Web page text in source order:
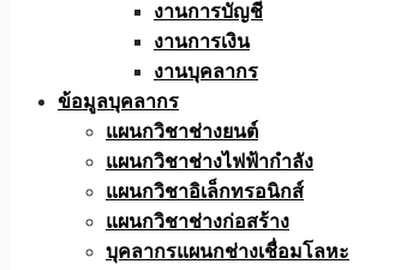
งานการบัญชี
งานการเงิน
งานบุคลากร
ข้อมูลบุคลากร
แผนกวิชาช่างยนต์
แผนกวิชาช่างไฟฟ้ากำลัง
แผนกวิชาอิเล็กทรอนิกส์
แผนกวิชาช่างก่อสร้าง
บุคลากรแผนกช่างเชื่อมโลหะ